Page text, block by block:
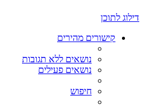
דילוג לתוכן
קישורים מהירים
נושאים ללא תגובות
נושאים פעילים
חיפוש